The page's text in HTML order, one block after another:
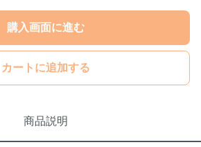
購入画面に進む
カートに追加する
商品説明